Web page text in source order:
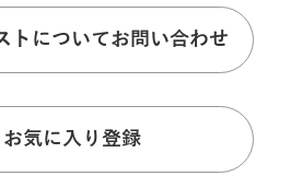
トについてお問い合わせ
お気に入り登録